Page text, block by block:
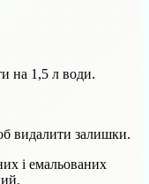
на 1,5 л води.
видалити залишки.
і емальованих